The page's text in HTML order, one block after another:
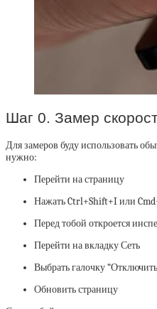
Шаг 0. Замер
Для замеров буду использовать
нужно:
Перейти на страницу
Нажать Ctrl+Shift+I или
Перед тобой откроется
Перейти на вкладку Сеть
Выбрать галочку
Обновить страницу